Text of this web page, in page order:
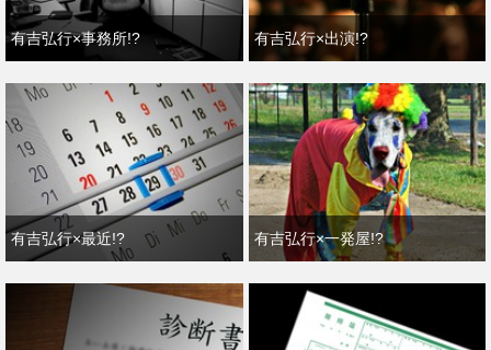
有吉弘行×事務所!? 有吉弘行×出演!?
有吉弘行×最近!? 有吉弘行×一発屋!?